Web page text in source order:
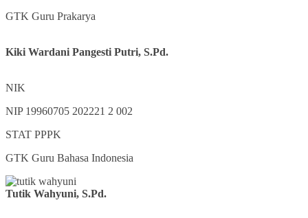
GTK Guru Prakarya
Kiki Wardani Pangesti Putri, S.Pd.
NIK
NIP 19960705 202221 2 002
STAT PPPK
GTK Guru Bahasa Indonesia
Tutik Wahyuni, S.Pd.